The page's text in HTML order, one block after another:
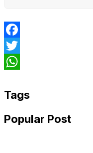
Facebook
Twitter
Tags
Popular Post